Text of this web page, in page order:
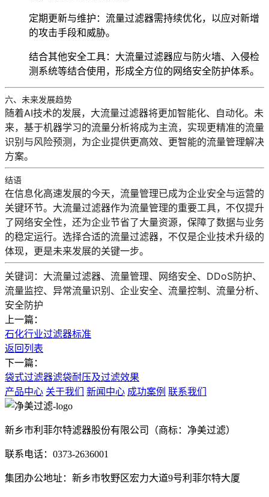
定期更新与维护 ：流量过滤器需持续优化，以应对新增
的攻击手段和威胁。
结合其他安全工具：大流量过滤器应与防火墙、入侵检
测系统等结合使用，形成全方位的网络安全防护体系。
六、未来发展趋势
随着AI技术的发展，大流量过滤器将更加智能化、自动化。未
来，基于机器学习的流量分析将成为主流，实现更精准的流量
识别与风险预测，为企业提供更高效、更智能的流量管理解决
方案。
结语
在信息化高速发展的今天，流量管理已成为企业安全与运营的
关键环节。 大流量过滤器作为流量管理的重要工具，不仅提升
了网络安全性，还为企业节省了大量资源，保障了数据与业务
的稳定运行。选择合适的流量过滤器，不仅是企业技术升级的
体现，更是未来发展的关键一步。
关键词 ：大流量过滤器、流量管理、网络安全、DDoS防护、
流量监控、异常流量识别、企业安全、流量控制、流量分析、
安全防护
上一篇：
石化行业过滤器标准
返回列表
下一篇：
袋式过滤器滤袋耐压及过滤效果
产品中心 关于我们 新闻中心 成功案例 联系我们
新乡市利菲尔特滤器股份有限公司（商标：净美过滤）
联系电话：0373-2636001
集团办公地址：新乡市牧野区宏力大道9号利菲尔特大厦